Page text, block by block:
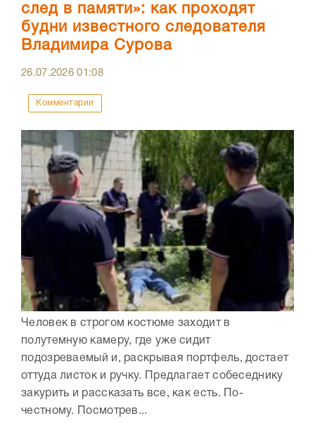
след в памяти»: как проходят
будни известного следователя
Владимира Сурова
26.07.202601:08
Комментарии
Человек в строгом костюме заходит в
полутемную камеру, где уже сидит
подозреваемый и, раскрывая портфель, достает
оттуда листок и ручку. Предлагает собеседнику
закурить и рассказать все, как есть. По-
честному. Посмотрев...